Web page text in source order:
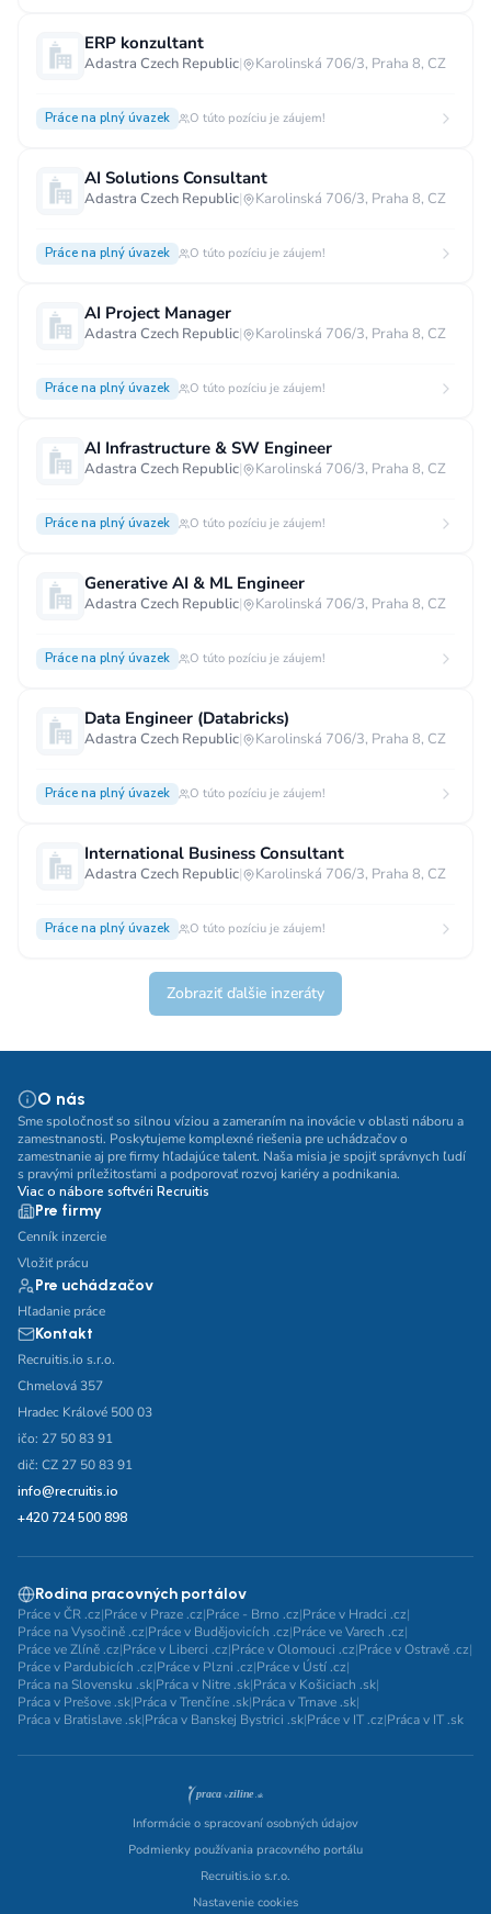
ERP konzultant
Adastra Czech Republic| Karolinská 706/3, Praha 8, CZ
Práce na plný úvazek O túto pozíciu je záujem!
AI Solutions Consultant
Adastra Czech Republic| Karolinská 706/3, Praha 8, CZ
Práce na plný úvazek O túto pozíciu je záujem!
AI Project Manager
Adastra Czech Republic| Karolinská 706/3, Praha 8, CZ
Práce na plný úvazek O túto pozíciu je záujem!
AI Infrastructure & SW Engineer
Adastra Czech Republic| Karolinská 706/3, Praha 8, CZ
Práce na plný úvazek O túto pozíciu je záujem!
Generative AI & ML Engineer
Adastra Czech Republic| Karolinská 706/3, Praha 8, CZ
Práce na plný úvazek O túto pozíciu je záujem!
Data Engineer (Databricks)
Adastra Czech Republic| Karolinská 706/3, Praha 8, CZ
Práce na plný úvazek O túto pozíciu je záujem!
International Business Consultant
Adastra Czech Republic| Karolinská 706/3, Praha 8, CZ
Práce na plný úvazek O túto pozíciu je záujem!
Zobraziť ďalšie inzeráty
O nás
Sme spoločnosť so silnou víziou a zameraním na inovácie v oblasti náboru a
zamestnanosti. Poskytujeme komplexné riešenia pre uchádzačov o
zamestnanie aj pre firmy hľadajúce talent. Naša misia je spojiť správnych ľudí
s pravými príležitosťami a podporovať rozvoj kariéry a podnikania.
Viac o nábore softvéri Recruitis
Pre firmy
Cenník inzercie
Vložiť prácu
Pre uchádzačov
Hľadanie práce
Kontakt
Recruitis.io s.r.o.
Chmelová 357
Hradec Králové 500 03
ičo: 27 50 83 91
dič: CZ 27 50 83 91
info@recruitis.io
+420 724 500 898
Rodina pracovných portálov
Práce v ČR .cz|Práce v Praze .cz|Práce - Brno .cz|Práce v Hradci .cz|
Práce na Vysočině .cz|Práce v Budějovicích .cz|Práce ve Varech .cz|
Práce ve Zlíně .cz|Práce v Liberci .cz|Práce v Olomouci .cz|Práce v Ostravě .cz|
Práce v Pardubicích .cz|Práce v Plzni .cz|Práce v Ústí .cz|
Práca na Slovensku .sk|Práca v Nitre .sk|Práca v Košiciach .sk|
Práca v Prešove .sk|Práca v Trenčíne .sk|Práca v Trnave .sk|
Práca v Bratislave .sk|Práca v Banskej Bystrici .sk|Práce v IT .cz|Práca v IT .sk
Informácie o spracovaní osobných údajov
Podmienky používania pracovného portálu
Recruitis.io s.r.o.
Nastavenie cookies